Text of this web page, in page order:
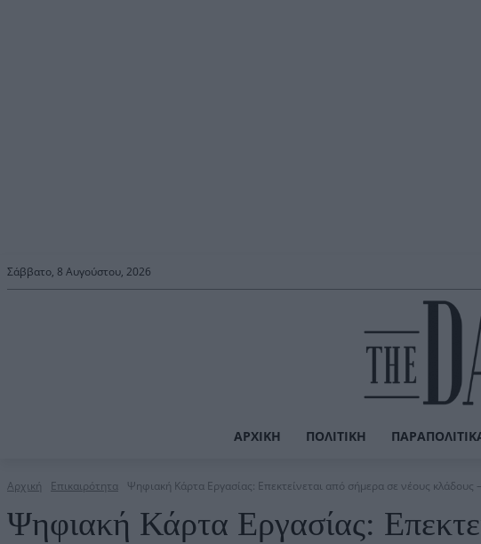
Σάββατο, 8 Αυγούστου, 2026
ΑΡΧΙΚΉ ΠΟΛΙΤΙΚΉ
Αρχική Επικαιρότητα Ψηφιακή Κάρτα Εργασίας: Επεκτείνεται από σήμερα σε νέους κλάδους
Ψηφιακή Κάρτα Εργασίας: